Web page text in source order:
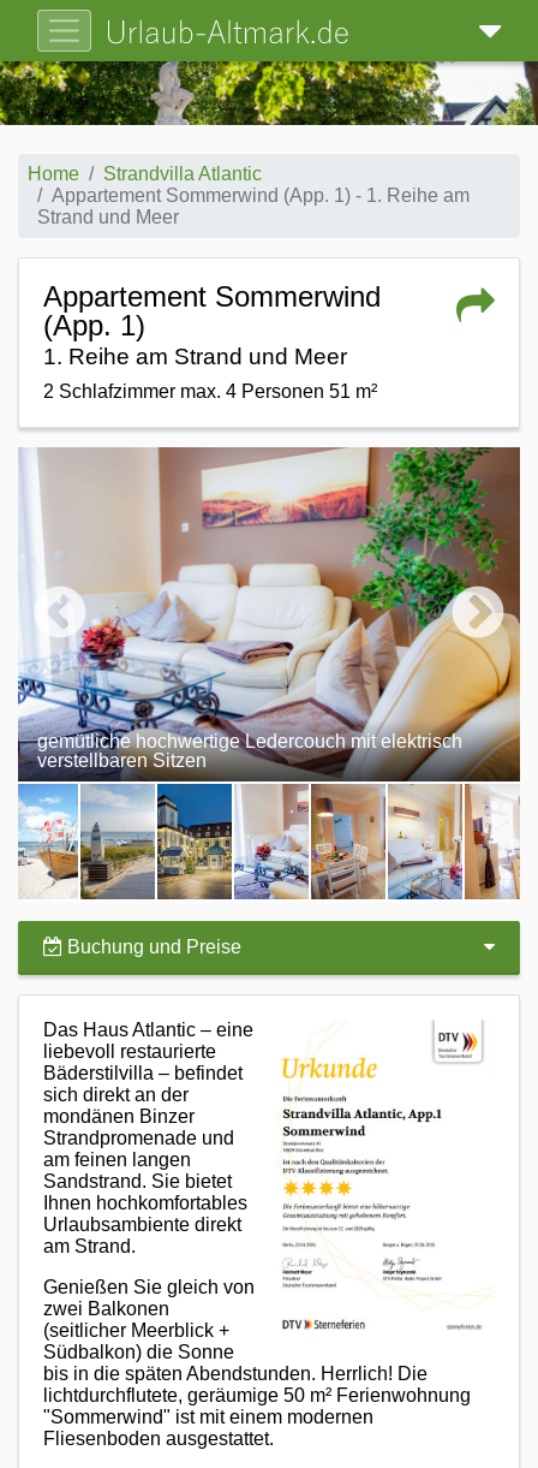
Home
Strandvilla Atlantic
Appartement Sommerwind (App. 1) - 1. Reihe am
Strand und Meer
Appartement Sommerwind
(App. 1)
1. Reihe am Strand und Meer
2 Schlafzimmer max. 4 Personen 51 m²
gemütliche hochwertige Ledercouch mit elektrisch
verstellbaren Sitzen
Buchung und Preise
Das Haus Atlantic – eine
liebevoll restaurierte
Bäderstilvilla – befindet
sich direkt an der
mondänen Binzer
Strandpromenade und
am feinen langen
Sandstrand. Sie bietet
Ihnen hochkomfortables
Urlaubsambiente direkt
am Strand.
Genießen Sie gleich von
zwei Balkonen
(seitlicher Meerblick +
Südbalkon) die Sonne
bis in die späten Abendstunden. Herrlich! Die
lichtdurchflutete, geräumige 50 m² Ferienwohnung
"Sommerwind" ist mit einem modernen
Fliesenboden ausgestattet.